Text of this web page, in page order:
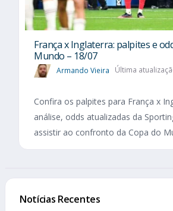
França x Inglaterra: palpites e
Mundo – 18/07
Armando Vieira Última
Confira os palpites para França x
análise, odds atualizadas da
assistir ao confronto da Copa do
Notícias Recentes